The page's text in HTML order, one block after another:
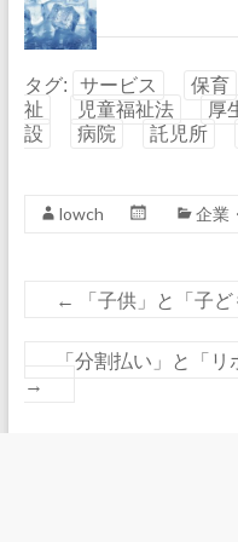
タグ: サービス 保育
祉
児童福祉法 厚
設
病院 託児所
lowch 企業
← 「子供」と「子
「分割払い」と「
→